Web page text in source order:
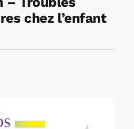
chez l’enfant